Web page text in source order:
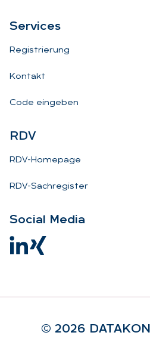
Ser­vices
Registrierung
Kontakt
Code eingeben
RDV
RDV-Homepage
RDV-Sachregister
So­ci­al Me­dia
© 2026